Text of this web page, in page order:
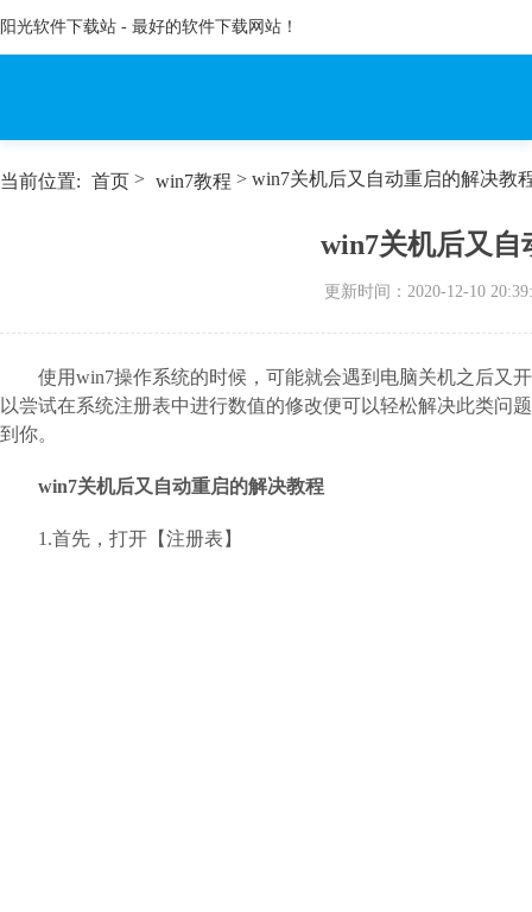
阳光软件下载站 - 最好的软件下载网站！
当前位置: 首页 > win7教程 > win7关机后又自动重启的解决教
win7关机后又自
更新时间： 2020-12-10
使用win7操作系统的时候，可能就会遇到电脑关机之后又
以尝试在系统注册表中进行数值的修改便可以轻松解决此类问
到你。
win7关机后又自动重启的解决教程
1.首先，打开【注册表】